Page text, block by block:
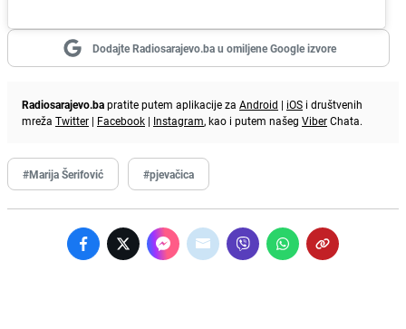
Dodajte Radiosarajevo.ba u omiljene Google izvore
Radiosarajevo.bapratite putem aplikacije za Android | iOS i društvenih
mreža Twitter | Facebook | Instagram, kao i putem našeg ViberChata.
#Marija Šerifović #pjevačica